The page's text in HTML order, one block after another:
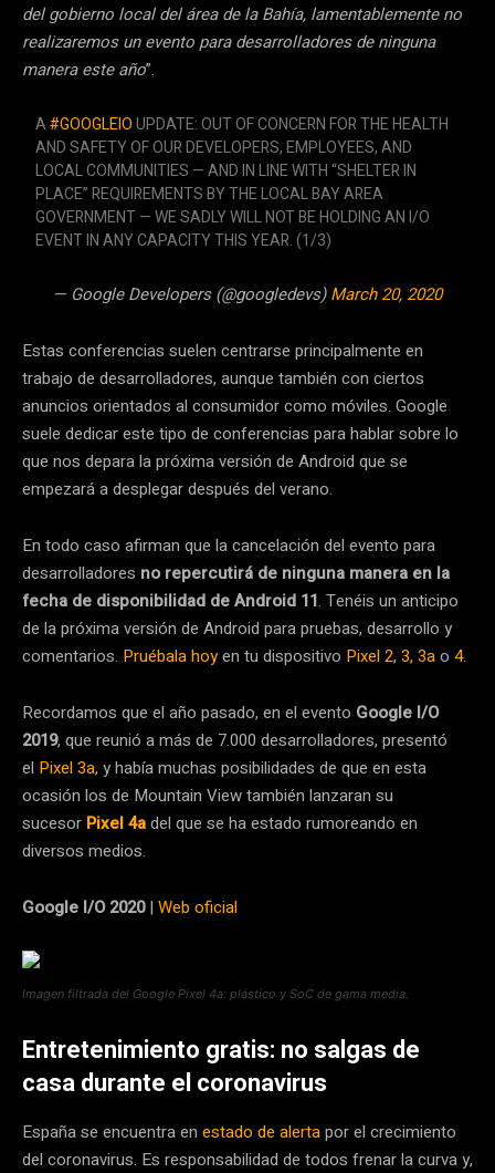
del gobierno local del área de la Bahía, lamentablemente no
realizaremos un evento para desarrolladores de ninguna
manera este año”.
A#GOOGLEIOUPDATE: OUT OF CONCERN FOR THE HEALTH
AND SAFETY OF OUR DEVELOPERS, EMPLOYEES, AND
LOCAL COMMUNITIES — AND IN LINE WITH “SHELTER IN
PLACE” REQUIREMENTS BY THE LOCAL BAY AREA
GOVERNMENT — WE SADLY WILL NOT BE HOLDING AN I/O
EVENT IN ANY CAPACITY THIS YEAR. (1/3)
— Google Developers (@googledevs)March 20, 2020
Estas conferencias suelen centrarse principalmente en
trabajo de desarrolladores, aunque también con ciertos
anuncios orientados al consumidor como móviles. Google
suele dedicar este tipo de conferencias para hablar sobre lo
que nos depara la próxima versión de Android que se
empezará a desplegar después del verano.
En todo caso afirman que la cancelación del evento para
desarrolladores no repercutirá de ninguna manera en la
fecha de disponibilidad de Android 11. Tenéis un anticipo
de la próxima versión de Android para pruebas, desarrollo y
comentarios. Pruébala hoyen tu dispositivo Pixel 2, 3, 3ao 4.
Recordamos que el año pasado, en el evento Google I/O
2019, que reunió a más de 7.000 desarrolladores, presentó
el Pixel 3a, y había muchas posibilidades de que en esta
ocasión los de Mountain View también lanzaran su
sucesor Pixel 4adel que se ha estado rumoreando en
diversos medios.
Google I/O 2020| Web oficial
Imagen filtrada del Google Pixel 4a: plástico y SoC de gama media.
Entretenimiento gratis: no salgas de
casa durante el coronavirus
España se encuentra en estado de alertapor el crecimiento
del coronavirus. Es responsabilidad de todos frenar la curva y,